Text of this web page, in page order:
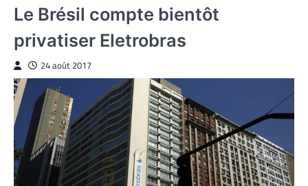
Le Brésil compte bientôt
privatiser Eletrobras
24 août 2017